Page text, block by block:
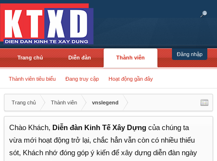
Đăng nhập
Trang chủ Diễn đàn Thành viên
Thành viên tiêu biểu Đang truy cập Hoạt động gần đây
Trang chủ Thành viên vnslegend
Chào Khách, Diễn đàn Kinh Tế Xây Dựng của chúng ta
vừa mới hoạt động trở lại, chắc hẳn vẫn còn có nhiều thiếu
sót, Khách nhớ đóng góp ý kiến để xây dựng diễn đàn ngày